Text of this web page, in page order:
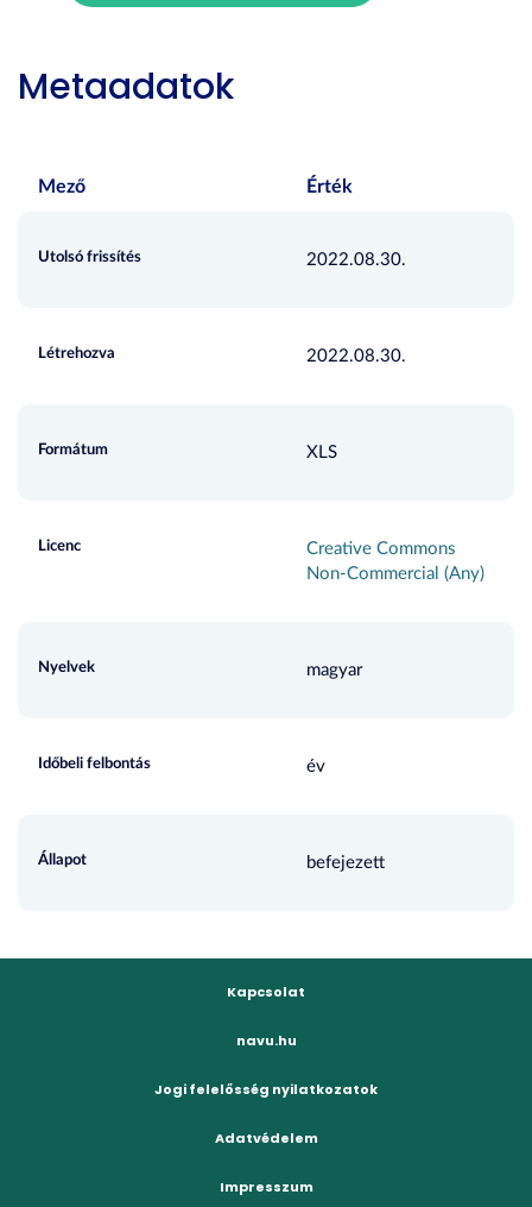
Metaadatok
Mező Érték
Utolsó frissítés 2022.08.30.
Létrehozva 2022.08.30.
Formátum XLS
Licenc
Creative Commons
Non-Commercial (Any)
Nyelvek magyar
Időbeli felbontás év
Állapot befejezett
Kapcsolat
navu.hu
Jogi felelősség nyilatkozatok
Adatvédelem
Impresszum